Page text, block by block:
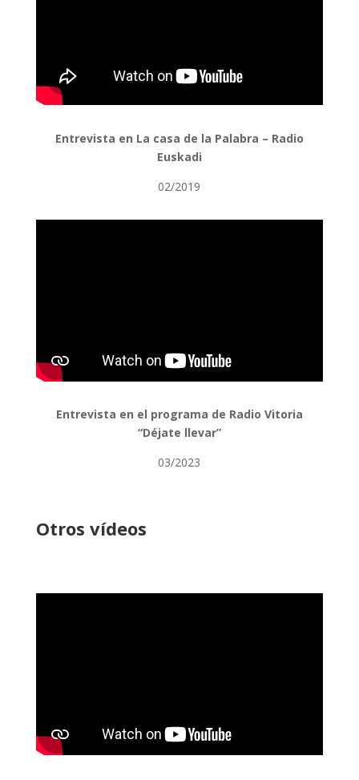
Entrevista en La casa de la Palabra – Radio
Euskadi
02/2019
Entrevista en el programa de Radio Vitoria
“Déjate llevar”
03/2023
Otros vídeos